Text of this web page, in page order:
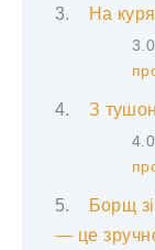
На
З
Борщ
— це